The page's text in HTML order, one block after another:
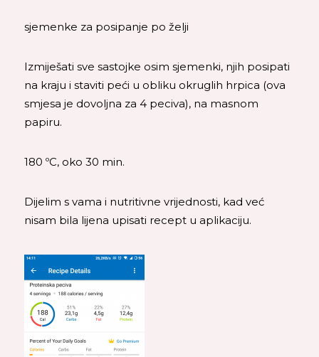
sjemenke za posipanje po želji
Izmiješati sve sastojke osim sjemenki, njih posipati
na kraju i staviti peći u obliku okruglih hrpica (ova
smjesa je dovoljna za 4 peciva), na masnom
papiru.
180 ºC, oko 30 min.
Dijelim s vama i nutritivne vrijednosti, kad već
nisam bila lijena upisati recept u aplikaciju.